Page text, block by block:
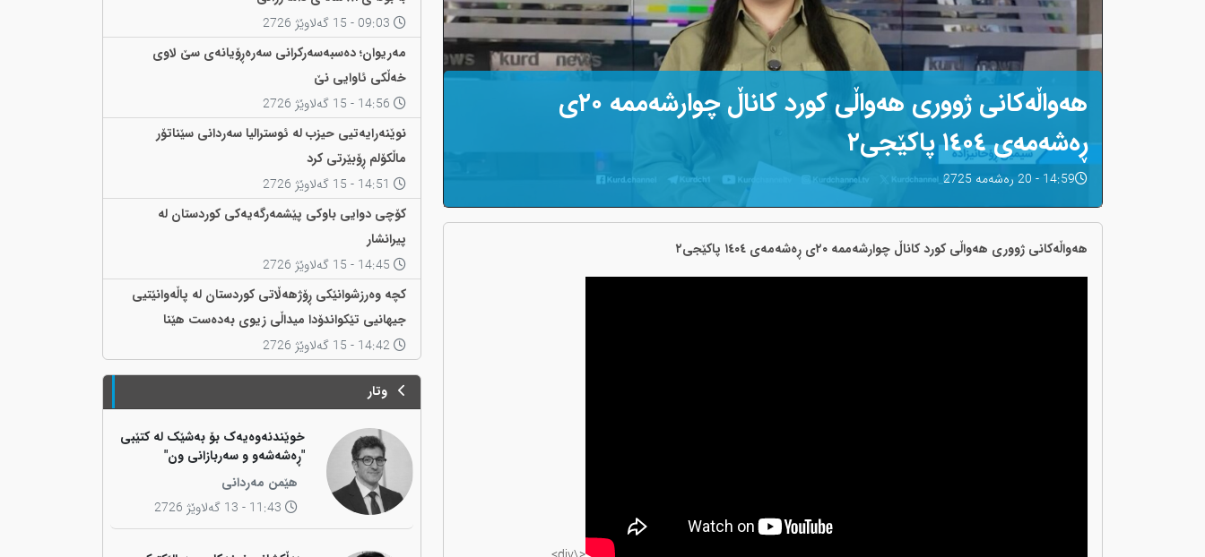
هەواڵەکانی ژووری هەواڵی کورد کاناڵ چوارشەممە ٢٠ی
ڕەشەمەی ١٤٠٤ پاکێجی٢
14:59 - 20 رەشەمه 2725
هەواڵەکانی ژووری هەواڵی کورد کاناڵ چوارشەممە ٢٠ی ڕەشەمەی ١٤٠٤ پاکێجی٢
مەریوان؛ دەسبەسەرکرانی سەرەڕۆیانەی سێ لاوی
خەڵکی ئاوایی نێ
نوێنەرایەتیی حیزب لە ئوسترالیا سەردانی سێناتۆر
ماڵکۆلم ڕۆبێرتی کرد
کۆچی دوایی باوکی پێشمەرگەیەکی کوردستان لە
پیرانشار
کچە وەرزشوانێکی ڕۆژهەڵاتی کوردستان لە پاڵەوانێتیی
جیهانیی تێکواندۆدا میداڵی زیوی بەدەست هێنا
وتار
خوێندنەوەیەک بۆ بەشێک لە کتێبی
"ڕەشەشەو و سەربازانی ون"
هێمن مەردانی
11:43 - 13 گەلاوێژ 2726